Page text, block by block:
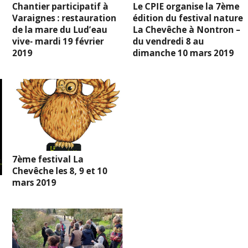
Chantier participatif à
Varaignes : restauration
de la mare du Lud’eau
vive- mardi 19 février
2019
Le CPIE organise la 7ème
édition du festival nature
La Chevêche à Nontron –
du vendredi 8 au
dimanche 10 mars 2019
7ème festival La
Chevêche les 8, 9 et 10
mars 2019